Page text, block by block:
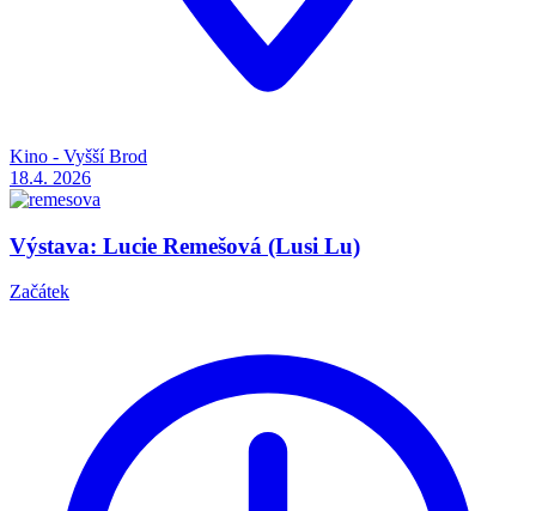
Kino - Vyšší Brod
18.4. 2026
Výstava: Lucie Remešová (Lusi Lu)
Začátek